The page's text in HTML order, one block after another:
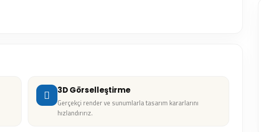
3D Görselleştirme
Gerçekçi render ve sunumlarla tasarım kararlarını
hızlandırırız.